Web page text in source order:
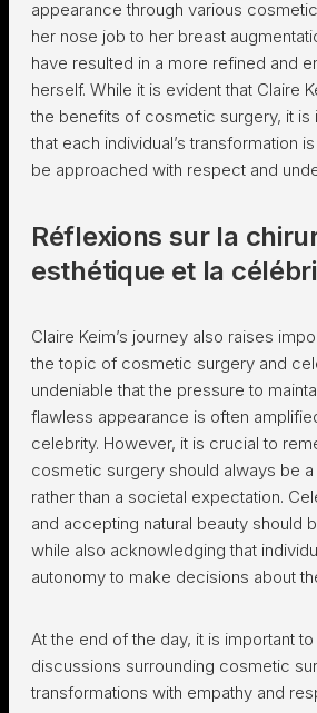
appearance through various
her nose job to her breast
have resulted in a more refined and
herself. While it is evident that Claire
the benefits of cosmetic surgery, it is
that each individual’s transformation
be approached with respect and
Réflexions sur la
esthétique et la
Claire Keim’s journey also raises
the topic of cosmetic surgery and
undeniable that the pressure to
flawless appearance is often
celebrity. However, it is crucial to
cosmetic surgery should always be
rather than a societal expectation.
and accepting natural beauty should
while also acknowledging that
autonomy to make decisions about
At the end of the day, it is important
discussions surrounding cosmetic
transformations with empathy and